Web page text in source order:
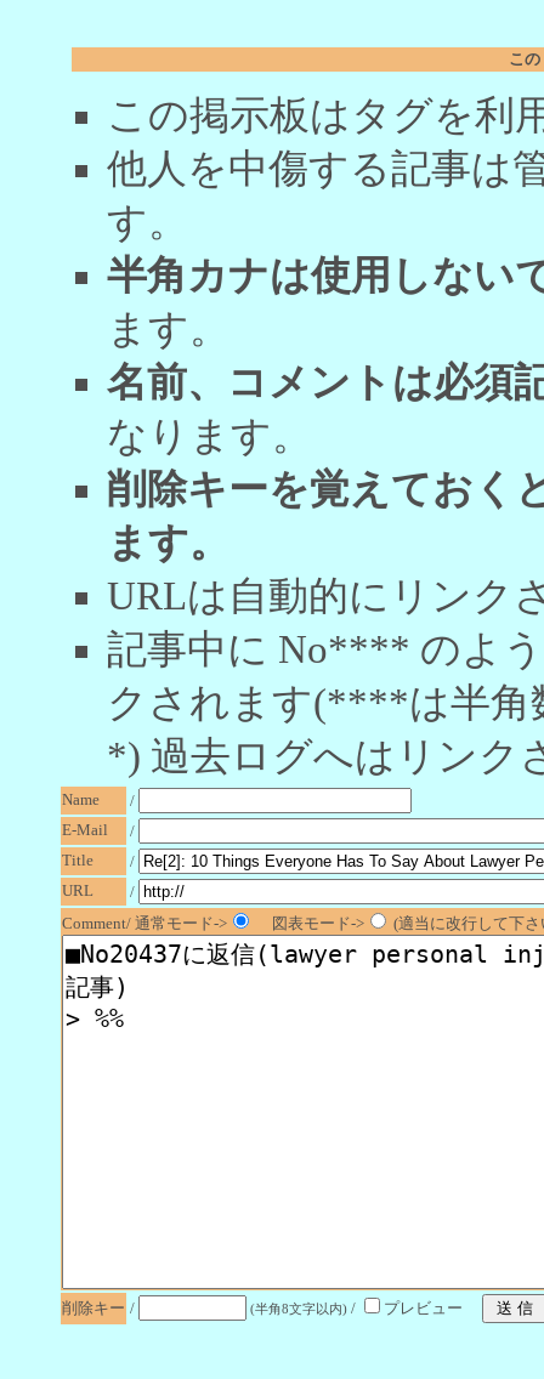
こ
この掲示板はタグを利
他人を中傷する記事は
す。
半角カナは使用しない
ます。
名前、コメントは必須
なります。
削除キーを覚えておく
ます。
URLは自動的にリンク
記事中に No**** のよ
クされます(****は半角
*) 過去ログへはリンク
Name
/
E-Mail
/
Title
/
URL
/
Comment/ 通常モード->
図表モード-> (適当に改行して下
削除キー / (半角8文字以内) / プレビュー